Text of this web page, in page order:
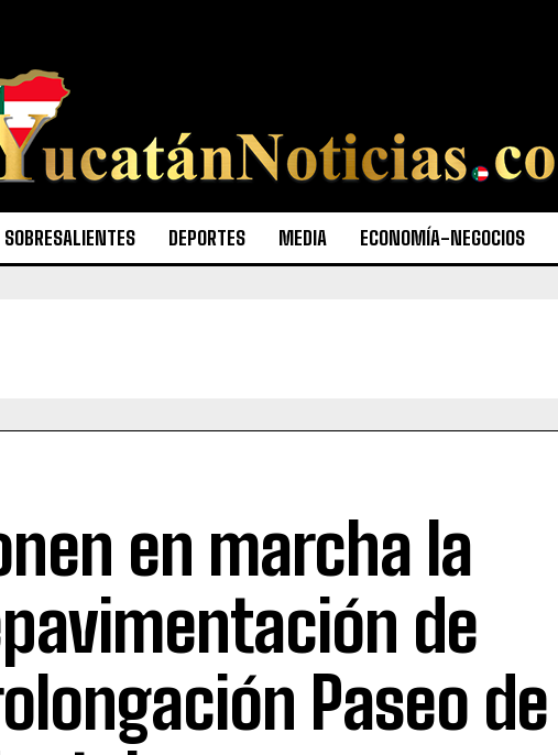
SOBRESALIENTES DEPORTES MEDIA ECONOMÍA-NEGOCIOS
en marcha la
de
Paseo de